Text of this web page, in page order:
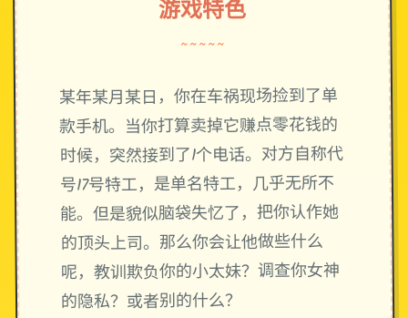
游戏特色
~~~~~
某年某月某日，你在车祸现场捡到了单
款手机。当你打算卖掉它赚点零花钱的
时候，突然接到了1个电话。对方自称代
号17号特工，是单名特工，几乎无所不
能。但是貌似脑袋失忆了，把你认作她
的顶头上司。那么你会让他做些什么
呢，教训欺负你的小太妹？调查你女神
的隐私？或者别的什么？